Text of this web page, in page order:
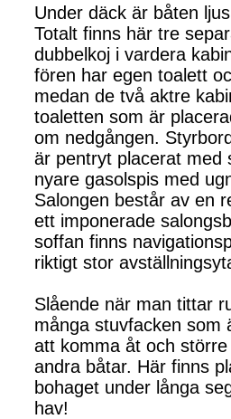
Under däck är båten
Totalt finns här tre
dubbelkoj i vardera
fören har egen toalett
medan de två aktre
toaletten som är
om nedgången.
är pentryt placerat med
nyare gasolspis med
Salongen består av en
ett imponerade
soffan finns
riktigt stor
Slående när man tittar
många stuvfacken som
att komma åt och
andra båtar. Här finns
bohaget under långa
hav!